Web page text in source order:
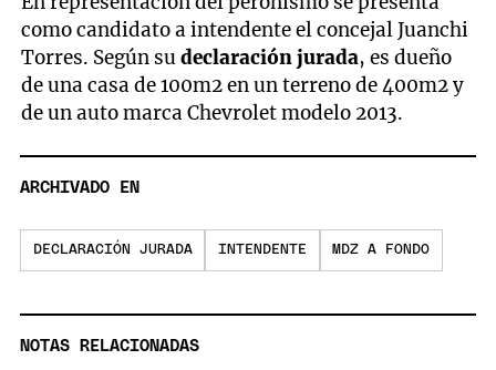
como candidato a intendente el concejal Juanchi
Torres. Según sudeclaración jurada, es dueño
de una casa de 100m2 en un terreno de 400m2 y
de un auto marca Chevrolet modelo 2013.
ARCHIVADO EN
DECLARACIÓN JURADA INTENDENTE MDZ A FONDO
NOTAS RELACIONADAS